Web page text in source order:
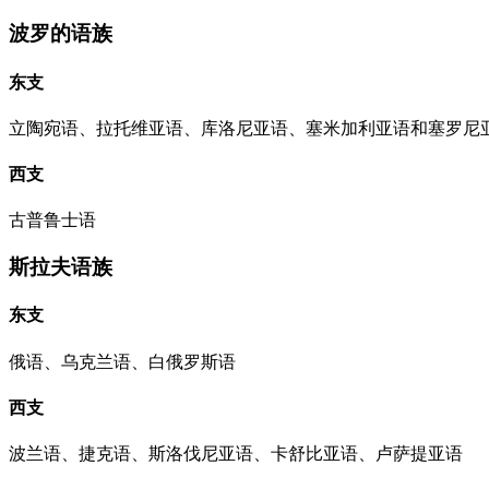
波罗的语族
东支
立陶宛语、拉托维亚语、库洛尼亚语、塞米加利亚语和塞罗尼
西支
古普鲁士语
斯拉夫语族
东支
俄语、乌克兰语、白俄罗斯语
西支
波兰语、捷克语、斯洛伐尼亚语、卡舒比亚语、卢萨提亚语